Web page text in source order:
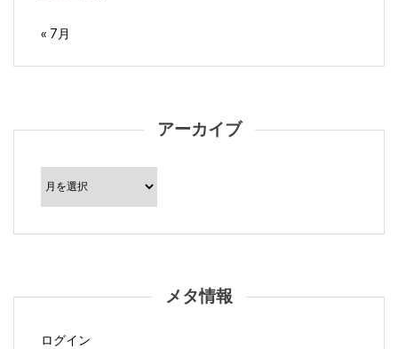
« 7月
アーカイブ
ア
ー
カ
イ
メタ情報
ログイン